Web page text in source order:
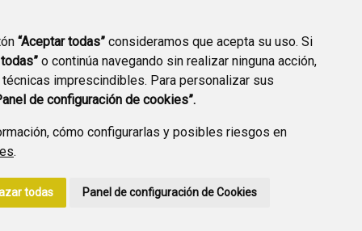
“Aceptar todas” consideramos que acepta su uso. Si
o continúa navegando sin realizar ninguna acción,
imprescindibles. Para personalizar sus
de configuración de cookies”.
cómo configurarlas y posibles riesgos en
.
todas Panel de configuración de Cookies
PREGUNTAS
FRECUENTES
PLAN DE ACCIÓN LOCAL
2030